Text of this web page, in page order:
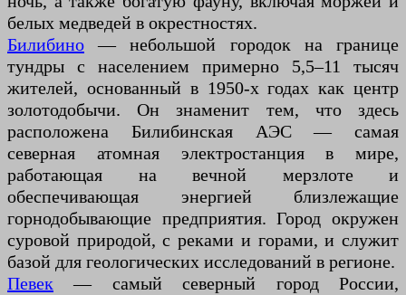
белых медведей в окрестностях.
Билибино — небольшой городок на границе
тундры с населением примерно 5,5–11 тысяч
жителей, основанный в 1950-х годах как центр
золотодобычи. Он знаменит тем, что здесь
расположена Билибинская АЭС — самая
северная атомная электростанция в мире,
работающая на вечной мерзлоте и
обеспечивающая энергией близлежащие
горнодобывающие предприятия. Город окружен
суровой природой, с реками и горами, и служит
базой для геологических исследований в регионе.
Певек — самый северный город России,